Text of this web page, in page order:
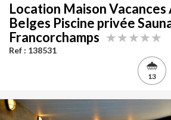
Location Maison Vacances
Belges Piscine privée
Francorchamps
Ref : 138531
13